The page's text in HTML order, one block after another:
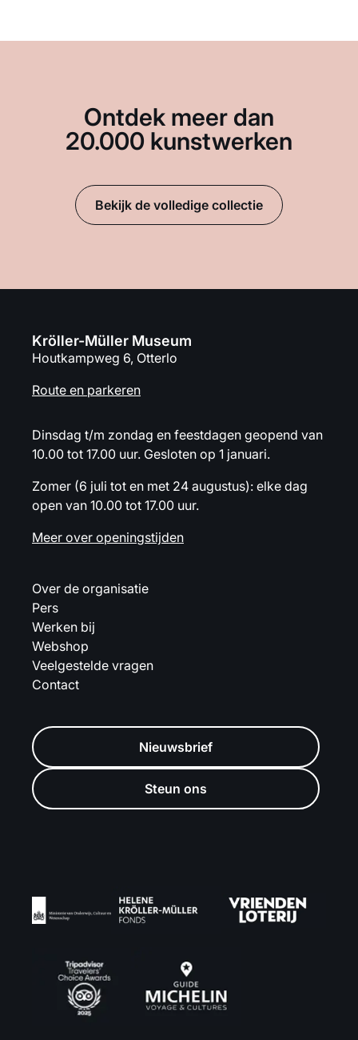
Ontdek meer dan
20.000 kunstwerken
Bekijk de volledige collectie
Kröller-Müller Museum
Houtkampweg 6, Otterlo
Route en parkeren
Dinsdag t/m zondag en feestdagen geopend van
10.00 tot 17.00 uur. Gesloten op 1 januari.
Zomer (6 juli tot en met 24 augustus): elke dag
open van 10.00 tot 17.00 uur.
Meer over openingstijden
Over de organisatie
Pers
Werken bij
Webshop
Veelgestelde vragen
Contact
Nieuwsbrief
Steun ons